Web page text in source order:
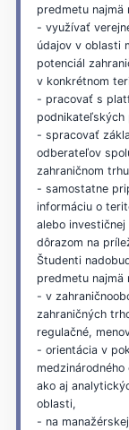
predmetu najmä
- využívať
údajov v oblasti
potenciál
v konkrétnom
- pracovať s
podnikateľských
- spracovať
odberateľov
zahraničnom
- samostatne
informáciu o
alebo
dôrazom na
Študenti
predmetu najmä
- v
zahraničných
regulačné,
- orientácia v
medzinárodného
ako aj
oblasti,
- na